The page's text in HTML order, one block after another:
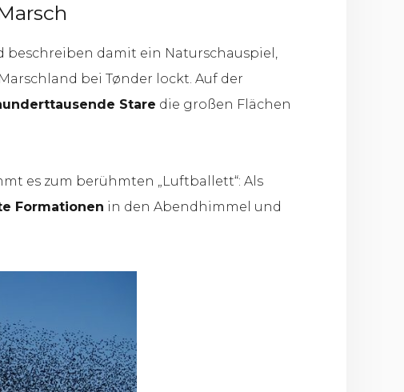
beschreiben damit ein Naturschauspiel,
bei Tønder lockt. Auf der
Stare die großen Flächen
es zum berühmten „Luftballett“: Als
Formationen in den Abendhimmel und